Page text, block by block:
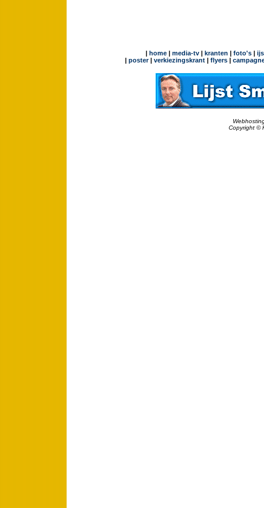
| home| media-tv| kranten | foto's|
| poster| verkiezingskrant | flyers |
Copyright ©